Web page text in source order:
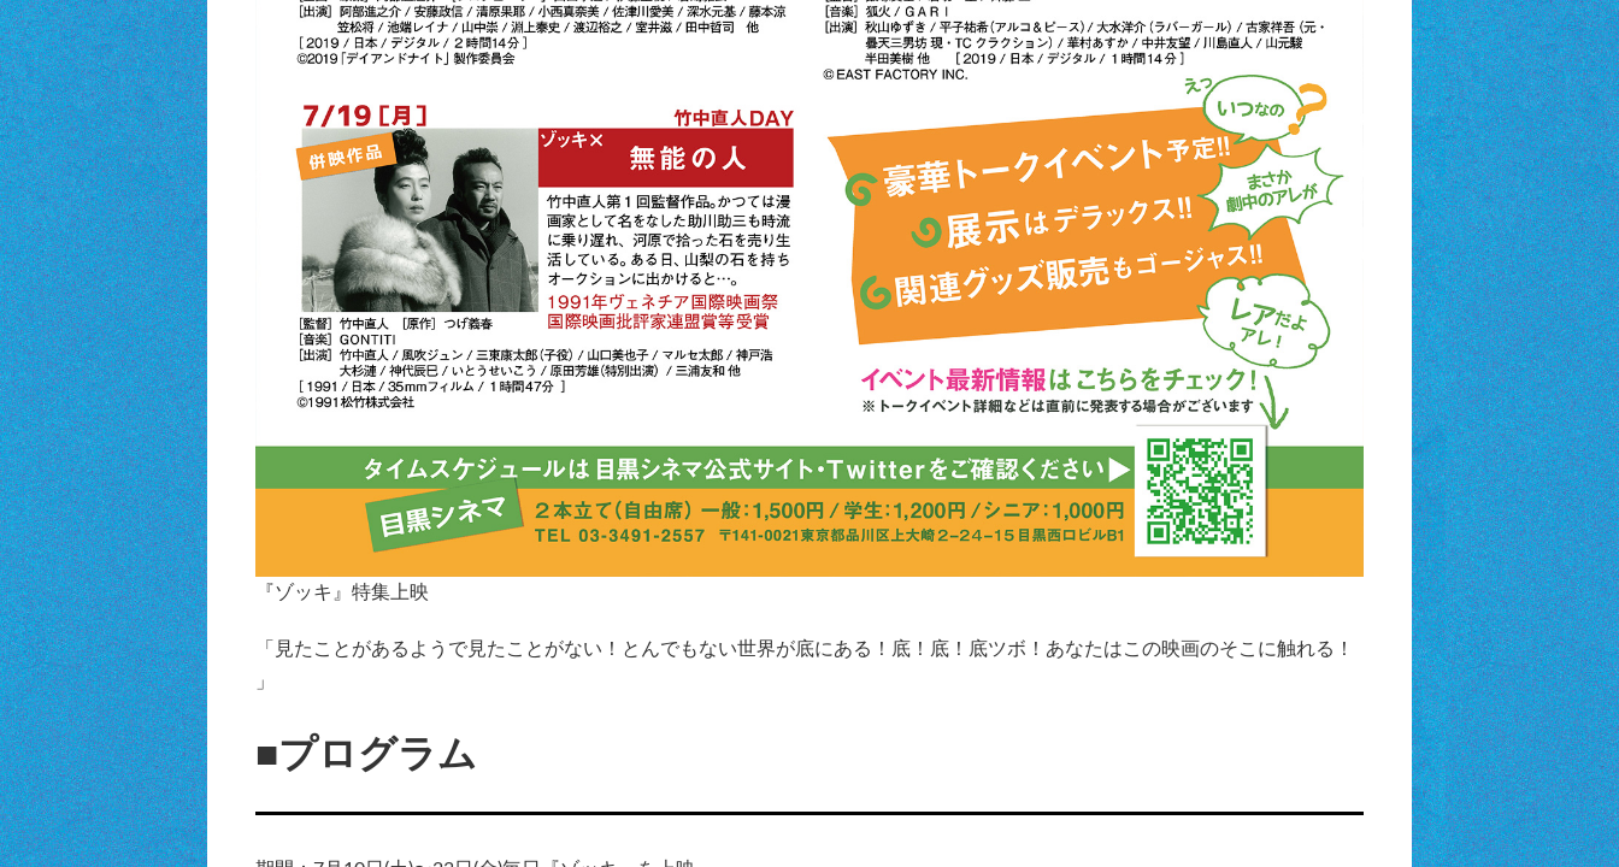
『ゾッキ』特集上映
「見たことがあるようで見たことがない！とんでもない世界が底にある！底！底！底ツボ！あなたはこの映画のそこに触れる！
」
■プログラム